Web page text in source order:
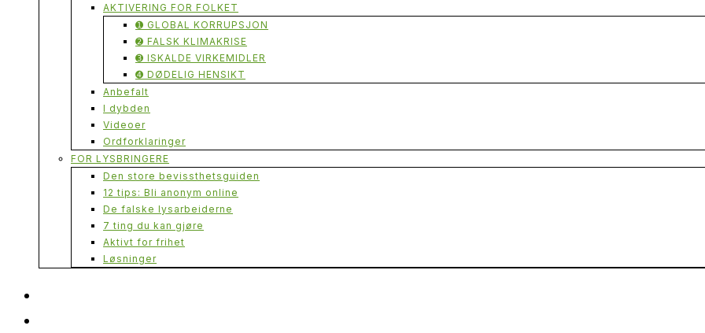
AKTIVERING FOR FOLKET
➊ GLOBAL KORRUPSJON
➋ FALSK KLIMAKRISE
➌ ISKALDE VIRKEMIDLER
➍ DØDELIG HENSIKT
Anbefalt
I dybden
Videoer
Ordforklaringer
FOR LYSBRINGERE
Den store bevissthetsguiden
12 tips: Bli anonym online
De falske lysarbeiderne
7 ting du kan gjøre
Aktivt for frihet
Løsninger